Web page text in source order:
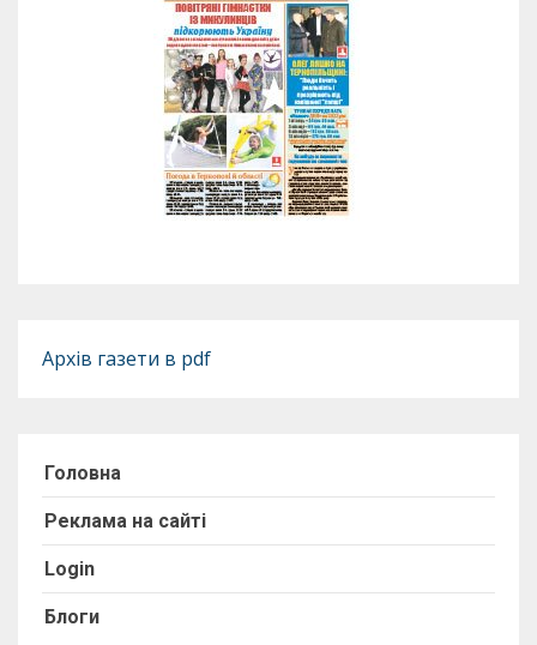
Архів газети в pdf
Головна
Реклама на сайті
Login
Блоги